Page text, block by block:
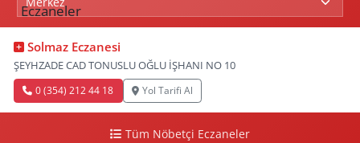
Solmaz Eczanesi
ŞEYHZADE CAD TONUSLU OĞLU İŞHANI NO 10
0 (354) 212 44 18 Yol Tarifi Al
Tüm Nöbetçi Eczaneler